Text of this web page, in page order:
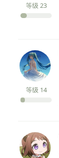
等级 23
等级 14